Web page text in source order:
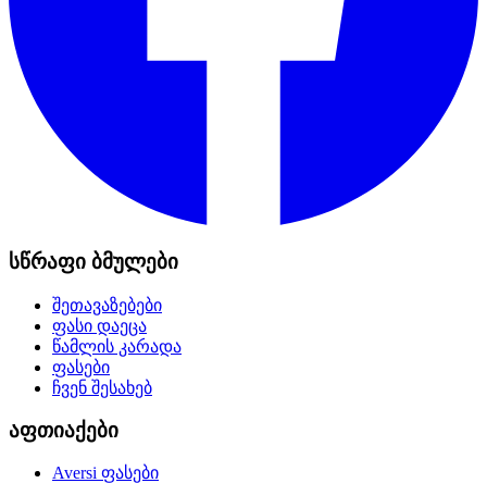
სწრაფი ბმულები
შეთავაზებები
ფასი დაეცა
წამლის კარადა
ფასები
ჩვენ შესახებ
აფთიაქები
Aversi ფასები